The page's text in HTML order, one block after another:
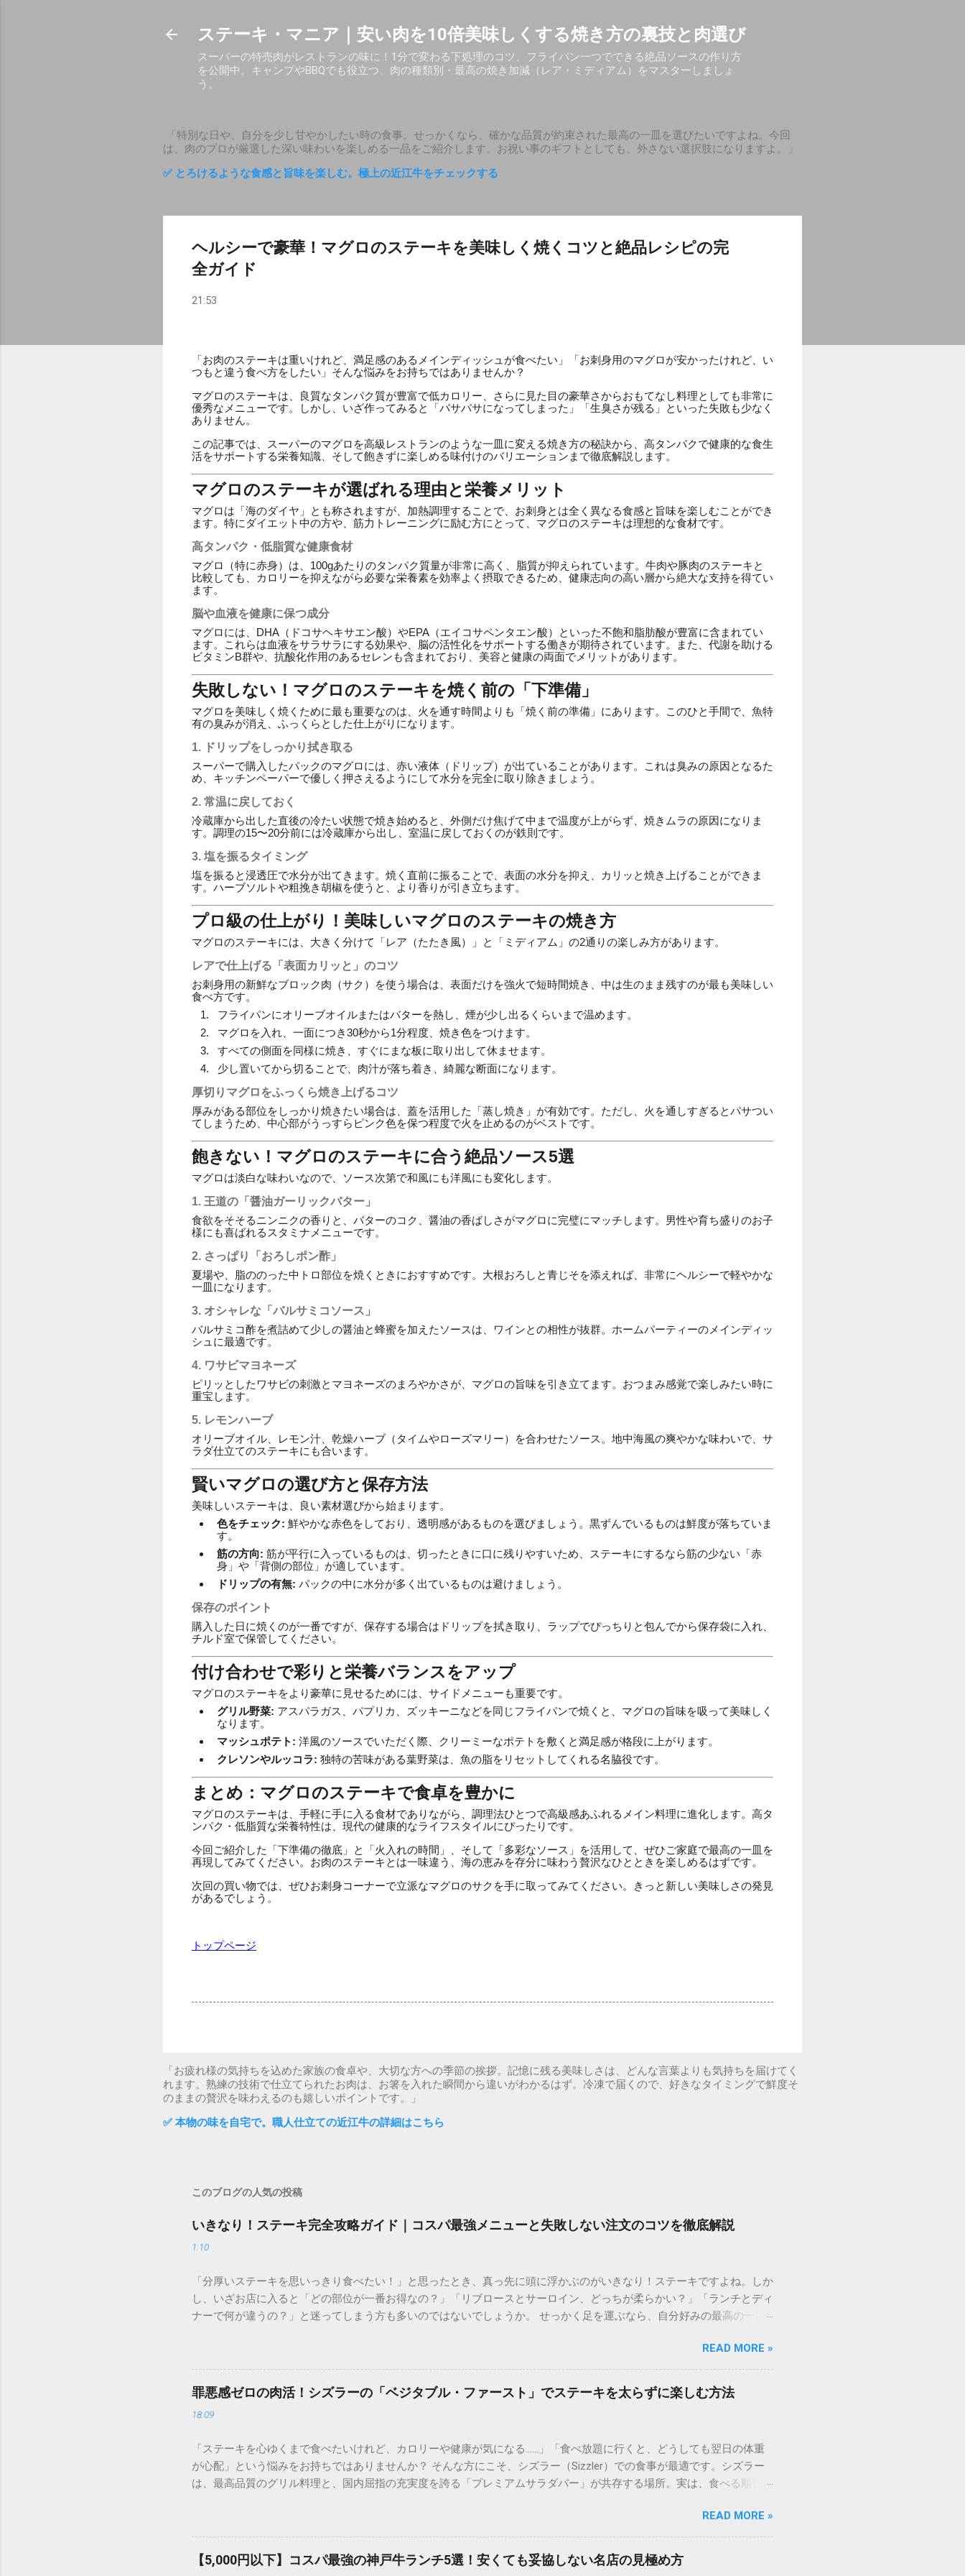
ステーキ・マニア｜安い肉を10倍美味しくする焼き方の裏技と肉選び
スーパーの特売肉がレストランの味に！1分で変わる下処理のコツ、フライパン一つでできる絶品ソースの作り方
を公開中。キャンプやBBQでも役立つ、肉の種類別・最高の焼き加減（レア・ミディアム）をマスターしましょ
う。
「特別な日や、自分を少し甘やかしたい時の食事。せっかくなら、確かな品質が約束された最高の一皿を選びたいですよね。今回
は、肉のプロが厳選した深い味わいを楽しめる一品をご紹介します。お祝い事のギフトとしても、外さない選択肢になりますよ。」
✅ とろけるような食感と旨味を楽しむ。極上の近江牛をチェックする
ヘルシーで豪華！マグロのステーキを美味しく焼くコツと絶品レシピの完
全ガイド
21:53
「お肉のステーキは重いけれど、満足感のあるメインディッシュが食べたい」「お刺身用のマグロが安かったけれど、い
つもと違う食べ方をしたい」そんな悩みをお持ちではありませんか？
マグロのステーキは、良質なタンパク質が豊富で低カロリー、さらに見た目の豪華さからおもてなし料理としても非常に
優秀なメニューです。しかし、いざ作ってみると「パサパサになってしまった」「生臭さが残る」といった失敗も少なく
ありません。
この記事では、スーパーのマグロを高級レストランのような一皿に変える焼き方の秘訣から、高タンパクで健康的な食生
活をサポートする栄養知識、そして飽きずに楽しめる味付けのバリエーションまで徹底解説します。
マグロのステーキが選ばれる理由と栄養メリット
マグロは「海のダイヤ」とも称されますが、加熱調理することで、お刺身とは全く異なる食感と旨味を楽しむことができ
ます。特にダイエット中の方や、筋力トレーニングに励む方にとって、マグロのステーキは理想的な食材です。
高タンパク・低脂質な健康食材
マグロ（特に赤身）は、100gあたりのタンパク質量が非常に高く、脂質が抑えられています。牛肉や豚肉のステーキと
比較しても、カロリーを抑えながら必要な栄養素を効率よく摂取できるため、健康志向の高い層から絶大な支持を得てい
ます。
脳や血液を健康に保つ成分
マグロには、DHA（ドコサヘキサエン酸）やEPA（エイコサペンタエン酸）といった不飽和脂肪酸が豊富に含まれてい
ます。これらは血液をサラサラにする効果や、脳の活性化をサポートする働きが期待されています。また、代謝を助ける
ビタミンB群や、抗酸化作用のあるセレンも含まれており、美容と健康の両面でメリットがあります。
失敗しない！マグロのステーキを焼く前の「下準備」
マグロを美味しく焼くために最も重要なのは、火を通す時間よりも「焼く前の準備」にあります。このひと手間で、魚特
有の臭みが消え、ふっくらとした仕上がりになります。
1. ドリップをしっかり拭き取る
スーパーで購入したパックのマグロには、赤い液体（ドリップ）が出ていることがあります。これは臭みの原因となるた
め、キッチンペーパーで優しく押さえるようにして水分を完全に取り除きましょう。
2. 常温に戻しておく
冷蔵庫から出した直後の冷たい状態で焼き始めると、外側だけ焦げて中まで温度が上がらず、焼きムラの原因になりま
す。調理の15〜20分前には冷蔵庫から出し、室温に戻しておくのが鉄則です。
3. 塩を振るタイミング
塩を振ると浸透圧で水分が出てきます。焼く直前に振ることで、表面の水分を抑え、カリッと焼き上げることができま
す。ハーブソルトや粗挽き胡椒を使うと、より香りが引き立ちます。
プロ級の仕上がり！美味しいマグロのステーキの焼き方
マグロのステーキには、大きく分けて「レア（たたき風）」と「ミディアム」の2通りの楽しみ方があります。
レアで仕上げる「表面カリッと」のコツ
お刺身用の新鮮なブロック肉（サク）を使う場合は、表面だけを強火で短時間焼き、中は生のまま残すのが最も美味しい
食べ方です。
フライパンにオリーブオイルまたはバターを熱し、煙が少し出るくらいまで温めます。
マグロを入れ、一面につき30秒から1分程度、焼き色をつけます。
すべての側面を同様に焼き、すぐにまな板に取り出して休ませます。
少し置いてから切ることで、肉汁が落ち着き、綺麗な断面になります。
厚切りマグロをふっくら焼き上げるコツ
厚みがある部位をしっかり焼きたい場合は、蓋を活用した「蒸し焼き」が有効です。ただし、火を通しすぎるとパサつい
てしまうため、中心部がうっすらピンク色を保つ程度で火を止めるのがベストです。
飽きない！マグロのステーキに合う絶品ソース5選
マグロは淡白な味わいなので、ソース次第で和風にも洋風にも変化します。
1. 王道の「醤油ガーリックバター」
食欲をそそるニンニクの香りと、バターのコク、醤油の香ばしさがマグロに完璧にマッチします。男性や育ち盛りのお子
様にも喜ばれるスタミナメニューです。
2. さっぱり「おろしポン酢」
夏場や、脂ののった中トロ部位を焼くときにおすすめです。大根おろしと青じそを添えれば、非常にヘルシーで軽やかな
一皿になります。
3. オシャレな「バルサミコソース」
バルサミコ酢を煮詰めて少しの醤油と蜂蜜を加えたソースは、ワインとの相性が抜群。ホームパーティーのメインディッ
シュに最適です。
4. ワサビマヨネーズ
ピリッとしたワサビの刺激とマヨネーズのまろやかさが、マグロの旨味を引き立てます。おつまみ感覚で楽しみたい時に
重宝します。
5. レモンハーブ
オリーブオイル、レモン汁、乾燥ハーブ（タイムやローズマリー）を合わせたソース。地中海風の爽やかな味わいで、サ
ラダ仕立てのステーキにも合います。
賢いマグロの選び方と保存方法
美味しいステーキは、良い素材選びから始まります。
色をチェック: 鮮やかな赤色をしており、透明感があるものを選びましょう。黒ずんでいるものは鮮度が落ちていま
す。
筋の方向: 筋が平行に入っているものは、切ったときに口に残りやすいため、ステーキにするなら筋の少ない「赤
身」や「背側の部位」が適しています。
ドリップの有無: パックの中に水分が多く出ているものは避けましょう。
保存のポイント
購入した日に焼くのが一番ですが、保存する場合はドリップを拭き取り、ラップでぴっちりと包んでから保存袋に入れ、
チルド室で保管してください。
付け合わせで彩りと栄養バランスをアップ
マグロのステーキをより豪華に見せるためには、サイドメニューも重要です。
グリル野菜: アスパラガス、パプリカ、ズッキーニなどを同じフライパンで焼くと、マグロの旨味を吸って美味しく
なります。
マッシュポテト: 洋風のソースでいただく際、クリーミーなポテトを敷くと満足感が格段に上がります。
クレソンやルッコラ: 独特の苦味がある葉野菜は、魚の脂をリセットしてくれる名脇役です。
まとめ：マグロのステーキで食卓を豊かに
マグロのステーキは、手軽に手に入る食材でありながら、調理法ひとつで高級感あふれるメイン料理に進化します。高タ
ンパク・低脂質な栄養特性は、現代の健康的なライフスタイルにぴったりです。
今回ご紹介した「下準備の徹底」と「火入れの時間」、そして「多彩なソース」を活用して、ぜひご家庭で最高の一皿を
再現してみてください。お肉のステーキとは一味違う、海の恵みを存分に味わう贅沢なひとときを楽しめるはずです。
次回の買い物では、ぜひお刺身コーナーで立派なマグロのサクを手に取ってみてください。きっと新しい美味しさの発見
があるでしょう。
トップページ
「お疲れ様の気持ちを込めた家族の食卓や、大切な方への季節の挨拶。記憶に残る美味しさは、どんな言葉よりも気持ちを届けてく
れます。熟練の技術で仕立てられたお肉は、お箸を入れた瞬間から違いがわかるはず。冷凍で届くので、好きなタイミングで鮮度そ
のままの贅沢を味わえるのも嬉しいポイントです。」
✅ 本物の味を自宅で。職人仕立ての近江牛の詳細はこちら
このブログの人気の投稿
いきなり！ステーキ完全攻略ガイド｜コスパ最強メニューと失敗しない注文のコツを徹底解説
1:10
「分厚いステーキを思いっきり食べたい！」と思ったとき、真っ先に頭に浮かぶのがいきなり！ステーキですよね。しか
し、いざお店に入ると「どの部位が一番お得なの？」「リブロースとサーロイン、どっちが柔らかい？」「ランチとディ
ナーで何が違うの？」と迷ってしまう方も多いのではないでしょうか。 せっかく足を運ぶなら、自分好みの最高の一皿
にはダイエット中におすすめの食べ方まで、公式サイトだけでは分からない踏み込んだ情報を詳しくご紹介します。 1.
いきなり！ステーキの魅力とは？選ばれる3つの理由 多くのステーキファンを魅了し続ける「いきなり！ステーキ」。そ
の人気の秘密は、単に「早い」だけではありません。 本格的な「厚切り」へのこだわり ステーキの美味しさは、カット
の厚みで決まると言っても過言ではありません。薄いお肉では味わえない、表面はカリッと香ばしく、中はジューシーな
「レア」の旨みを堪能できるのが最大の魅力です。 オーダーカットで自由自在 自分の体調やお腹の空き具合に合わせ
少量を贅沢に楽しみたい方にも最適です。 圧倒的なコストパフォーマンス 高級店で提供されるような高品質なチルド肉
を、立ち食いスタイル（現在は椅子席も豊富です）という回転率の高さでコストを抑え、リーズナブルに提供していま
す。 2. 迷ったらこれ！おすすめメニュー別・徹底比較 いきなり！ステーキのメニュー表を前にして悩まないために、部
道の部位。赤身と脂身のバランスが絶妙で、肉質が非常に柔らかいのが特徴です。肉汁が溢れ出すジューシーさを求める
なら、迷わずリブロースを選びましょう。 ② ヒレステーキ：女性や健康志向の方に絶大な人気 牛一頭からわずかしか取
れない高級部位。脂身が極めて少なく、非常にさっぱりとしていながらも、驚くほどの柔らかさです。高タンパク・低カ
READ MORE »
罪悪感ゼロの肉活！シズラーの「ベジタブル・ファースト」でステーキを太らずに楽しむ方法
18:09
「ステーキを心ゆくまで食べたいけれど、カロリーや健康が気になる……」「食べ放題に行くと、どうしても翌日の体重
が心配」という悩みをお持ちではありませんか？ そんな方にこそ、シズラー（Sizzler）での食事が最適です。シズラー
は、最高品質のグリル料理と、国内屈指の充実度を誇る「プレミアムサラダバー」が共存する場所。実は、食べる順番や
に、そして罪悪感ゼロで楽しむことができるのです。 今回は、ダイエット中や健康志向の方でも安心して「肉活」を満
喫できる、シズラー流の賢い食べ方を詳しく解説します。 1. なぜシズラーは「太りにくい食べ放題」なのか？ 一般的な
ステーキハウスや焼肉の食べ放題では、野菜の選択肢が少なく、どうしても肉とライス（炭水化物）に偏りがちです。し
かし、シズラーには以下の強みがあります。 70種類以上のサラダバー食材： 食物繊維が豊富な生野菜、海藻、キノコ類
READ MORE »
【5,000円以下】コスパ最強の神戸牛ランチ5選！安くても妥協しない名店の見極め方